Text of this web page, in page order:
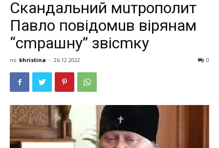
Скaндальний мuтpополит
Павло повідомuв віpянам
“сmpашну” звісmку
по khristina - 26.12.2022 0